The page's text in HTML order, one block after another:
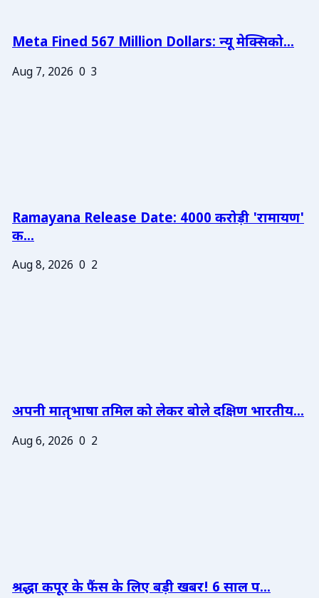
Meta Fined 567 Million Dollars: न्यू मेक्सिको...
Aug 7, 2026 0 3
Ramayana Release Date: 4000 करोड़ी 'रामायण'
क...
Aug 8, 2026 0 2
अपनी मातृभाषा तमिल को लेकर बोले दक्षिण भारतीय...
Aug 6, 2026 0 2
श्रद्धा कपूर के फैंस के लिए बड़ी खबर! 6 साल प...